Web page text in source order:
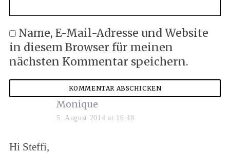
Name, E-Mail-Adresse und Website
in diesem Browser für meinen
nächsten Kommentar speichern.
s
a
Monique
5. August 2014 at 16:48
Hi Steffi,